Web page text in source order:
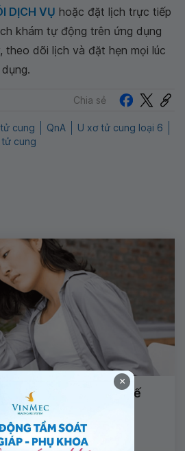
DỊCH VỤ hoặc đặt lịch trực tiếp
khám tự động trên ứng dụng
theo dõi lịch và đặt hẹn mọi lúc
Chia sẻ
cung QnA
U xơ tử cung loại 6
tử cung
thai thì điều trị thế
×